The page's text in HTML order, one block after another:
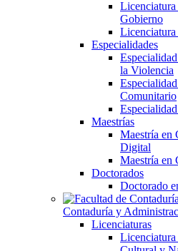
Gobierno
Licenciatura
Especialidades
la Violencia
Comunitario
Maestrías
Maestría en
Digital
Maestría en
Doctorados
Doctorado
Contaduría y
Licenciaturas